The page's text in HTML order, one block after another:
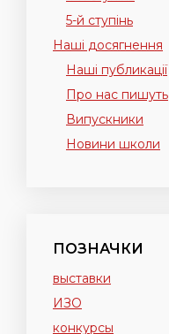
5-й ступінь
Наші досягнення
Наші публикації
Про нас пишуть
Випускники
Новини школи
ПОЗНАЧКИ
выставки
ИЗО
конкурсы